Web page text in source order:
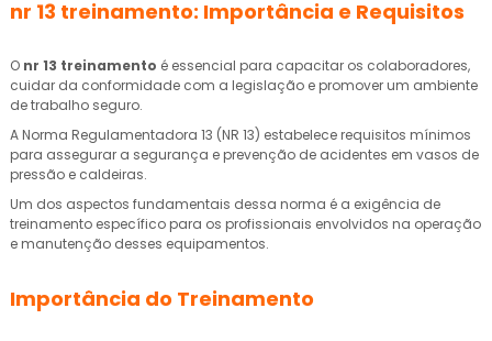
nr 13 treinamento: Importância e Requisitos
O nr 13 treinamento é essencial para capacitar os colaboradores,
cuidar da conformidade com a legislação e promover um ambiente
de trabalho seguro.
A Norma Regulamentadora 13 (NR 13) estabelece requisitos mínimos
para assegurar a segurança e prevenção de acidentes em vasos de
pressão e caldeiras.
Um dos aspectos fundamentais dessa norma é a exigência de
treinamento específico para os profissionais envolvidos na operação
e manutenção desses equipamentos.
Importância do Treinamento